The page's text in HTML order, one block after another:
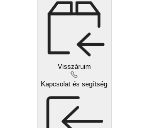
Visszáruim
Kapcsolat és segítség